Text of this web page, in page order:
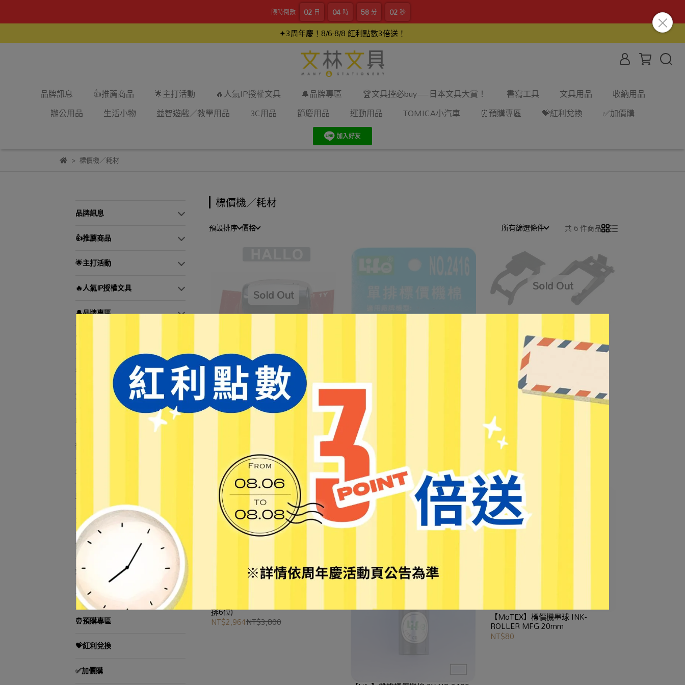
限時倒數 02 日 04 時 58分 01秒
✦3周年慶！8/6-8/8 紅利點數3倍送！
品牌訊息 👍推薦商品 🌟主打活動 🔥人氣IP授權文具 🔔品牌專區 🏆文具控必buy—日本文具大賞！ 書寫工具 文具用品
收納用品
辦公用品
生活小物 益智遊戲／教學用品 3C用品 節慶用品 運動用品 TOMICA小汽車 ⏰預購專區 💝紅利兌換 ✅加價購
標價機／耗材
品牌訊息
👍推薦商品
🌟主打活動
🔥人氣IP授權文具
🔔品牌專區
🏆文具控必buy—日本文具大
賞！
書寫工具
文具用品
收納用品
辦公用品
生活小物
益智遊戲／教學用品
3C用品
節慶用品
運動用品
TOMICA小汽車
⏰預購專區
💝紅利兌換
✅加價購
標價機／耗材
預設排序 價格 所有篩選條件 共 6 件商品
NO.2410
NT$3,900 NT$5,000
【Life】單排標價機棉 1Y NO.2416
(1G通用)
NT$120
NT$200
排6位)
NT$2,964NT$3,800 【MoTEX】標價機墨球 INK-
ROLLER MFG 20mm
NT$80